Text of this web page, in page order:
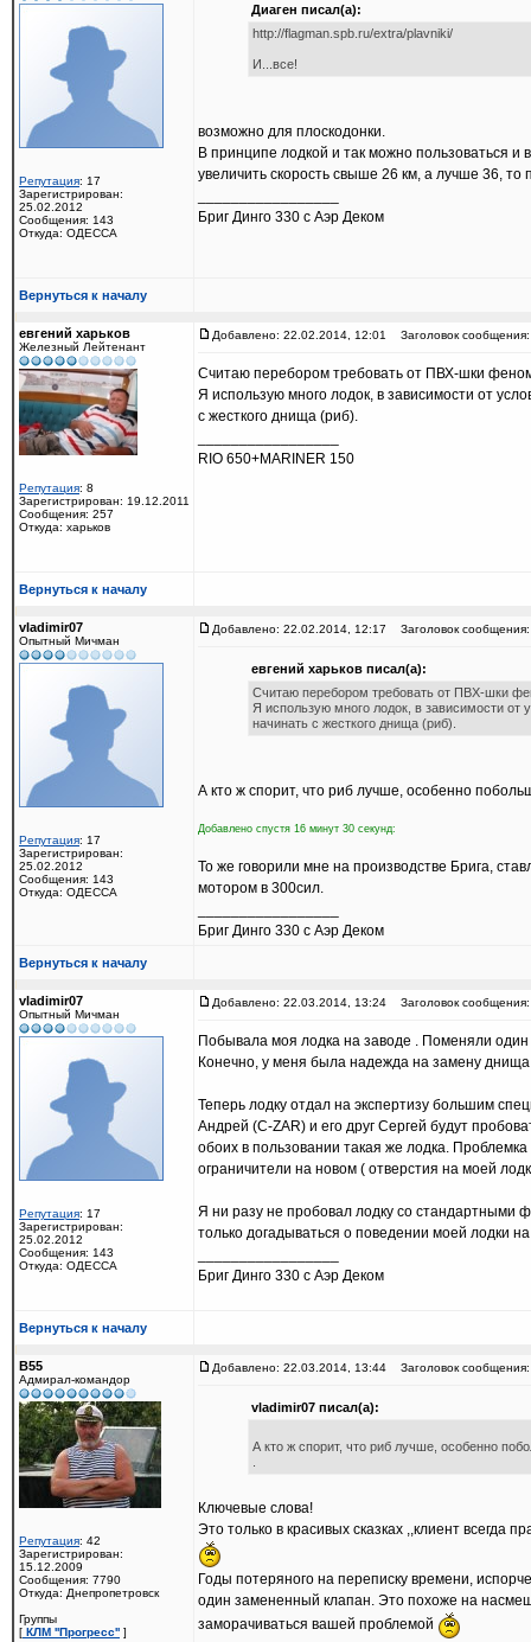
Репутация: 17
Зарегистрирован:
25.02.2012
Сообщения: 143
Откуда: ОДЕССА
Диаген писал(а):
http://flagman.spb.ru/extra/plavniki/
И...все!
возможно для плоскодонки.
В принципе лодкой и так можно пользоваться
увеличить скорость свыше 26 км, а лучше 36,
Бриг Динго 330 с Аэр Деком
Вернуться к началу
евгений харьков
Железный Лейтенант
Репутация: 8
Зарегистрирован: 19.12.2011
Сообщения: 257
Откуда: харьков
Добавлено: 22.02.2014, 12:01 Заголовок сообщения:
Считаю перебором требовать от ПВХ-шки
Я использую много лодок, в зависимости от
с жесткого днища (риб).
RIO 650+MARINER 150
Вернуться к началу
vladimir07
Опытный Мичман
Репутация: 17
Зарегистрирован:
25.02.2012
Сообщения: 143
Откуда: ОДЕССА
Добавлено: 22.02.2014, 12:17 Заголовок сообщения:
евгений харьков писал(а):
Считаю перебором требовать от ПВХ-шки
Я использую много лодок, в зависимости от
начинать с жесткого днища (риб).
А кто ж спорит, что риб лучше, особенно
Добавлено спустя 16 минут 30 секунд:
То же говорили мне на производстве Брига,
мотором в 300сил.
Бриг Динго 330 с Аэр Деком
Вернуться к началу
vladimir07
Опытный Мичман
Репутация: 17
Зарегистрирован:
25.02.2012
Сообщения: 143
Откуда: ОДЕССА
Добавлено: 22.03.2014, 13:24 Заголовок сообщения:
Побывала моя лодка на заводе . Поменяли
Конечно, у меня была надежда на замену
Теперь лодку отдал на экспертизу большим
Андрей (C-ZAR) и его друг Сергей будут
обоих в пользовании такая же лодка.
ограничители на новом ( отверстия на моей
Я ни разу не пробовал лодку со стандартными
только догадываться о поведении моей лодки
Бриг Динго 330 с Аэр Деком
Вернуться к началу
B55
Адмирал-командор
Репутация: 42
Зарегистрирован:
15.12.2009
Сообщения: 7790
Откуда: Днепропетровск
Группы
[ КЛМ ''Прогресс'' ]
Добавлено: 22.03.2014, 13:44 Заголовок сообщения:
vladimir07 писал(а):
А кто ж спорит, что риб лучше, особенно
Ключевые слова!
Это только в красивых сказках ,,клиент всегда
Годы потеряного на переписку времени,
один замененный клапан. Это похоже на
заморачиваться вашей проблемой